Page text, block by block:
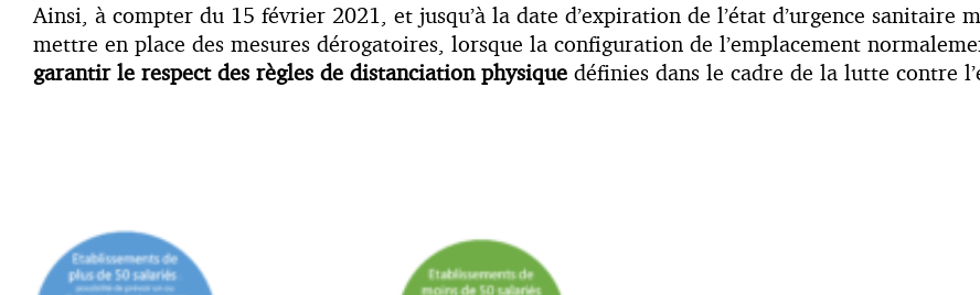
Ainsi, à compter du 15 février 2021, et jusqu’à la date d’expiration de l’état d’urgence
mettre en place des mesures dérogatoires, lorsque la configuration de l’emplacement
garantir le respect des règles de distanciation physique définies dans le cadre de la lutte contre